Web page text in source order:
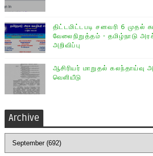
திட்டமிட்டபடி சனவரி 6 முதல்
வேலைநிறுத்தம் - தமிழ்நாடு
அறிவிப்பு
ஆசிரியர் மாறுதல் கலந்தாய்வு
வெளியீடு
Archive